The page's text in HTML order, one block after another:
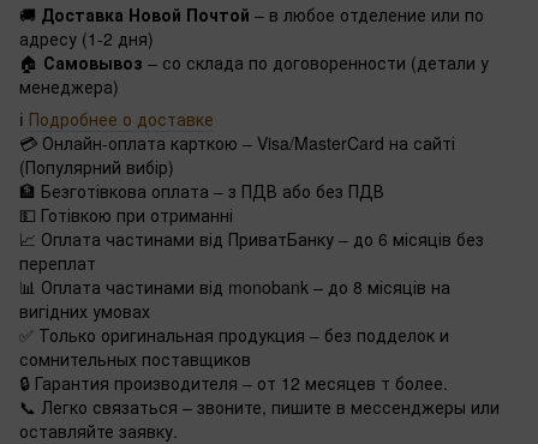
🚚 Доставка Новой Почтой – в любое отделение или по
адресу (1-2 дня)
🏠 Самовывоз – со склада по договоренности (детали у
менеджера)
ℹ️ Подробнее о доставке
💳 Онлайн-оплата карткою – Visa/MasterCard на сайті
(Популярний вибір)
🏦 Безготівкова оплата – з ПДВ або без ПДВ
💵 Готівкою при отриманні
📈 Оплата частинами від ПриватБанку – до 6 місяців без
переплат
📊 Оплата частинами від monobank – до 8 місяців на
вигідних умовах
✅ Только оригинальная продукция – без подделок и
сомнительных поставщиков
🔒 Гарантия производителя – от 12 месяцев т более.
📞 Легко связаться – звоните, пишите в мессенджеры или
оставляйте заявку.